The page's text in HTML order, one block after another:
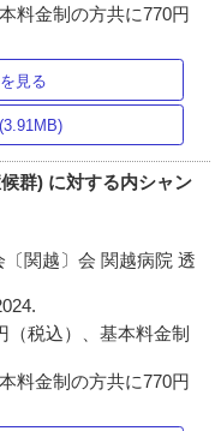
料金制の方共に770円
見る
群) に対する内シャン
関越〕会 関越病院 透
（税込）、基本料金制
料金制の方共に770円